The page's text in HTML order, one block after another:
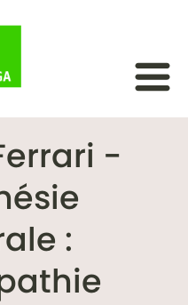
-
: